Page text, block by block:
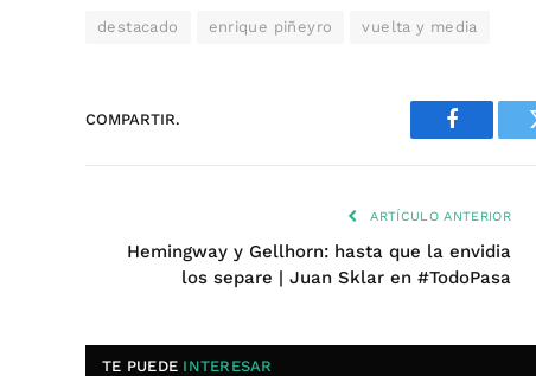
destacado enrique piñeyro vuelta y media
COMPARTIR.
Facebook
ARTÍCULO ANTERIOR
Hemingway y Gellhorn: hasta que la envidia
los separe | Juan Sklar en #TodoPasa
TE PUEDE INTERESAR